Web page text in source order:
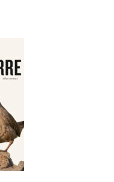
ogen van onder
een
brengt dit
leven.